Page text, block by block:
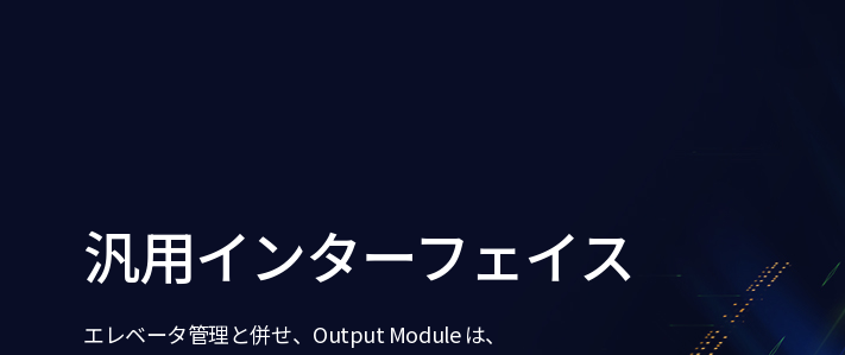
汎用インターフェイス
エレベータ管理と併せ、Output Module は、